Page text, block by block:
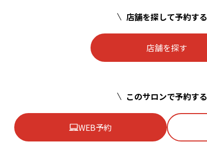
店舗を探して予約する
店舗を探す
このサロンで予約する
WEB予約